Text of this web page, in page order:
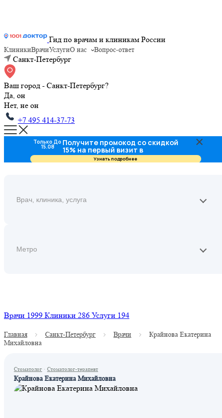
Гид по врачам и клиникам России
КлиникиВрачиУслугиО нас Вопрос-ответ
Санкт-Петербург
Ваш город - Санкт-Петербург?
Да, он
Нет, не он
+7 495 414-37-73
Врачи 1999 Клиники 286 Услуги 194
Главная Санкт-Петербург Врачи
Крайнова Екатерина
Михайловна
Стоматолог · Стоматолог-терапевт
Крайнова Екатерина Михайловна
Только До
15.08 Получите промокод со скидкой
15% на первый визит в
стоматологию
Узнать подробнее